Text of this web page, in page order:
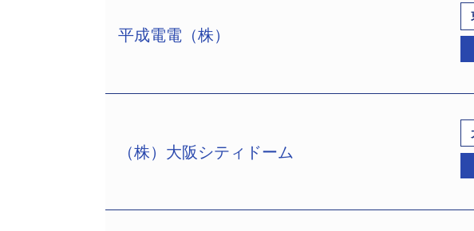
平成電電（株）
平成電電（株）（渋谷区広尾1−1−39、設立平成2年7月、
（株）大阪シティドーム